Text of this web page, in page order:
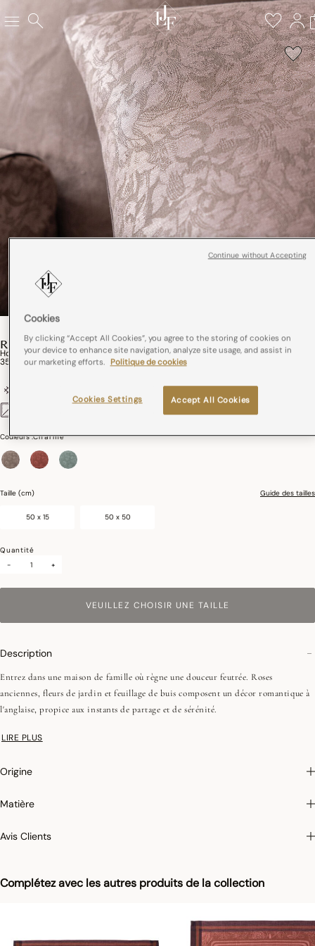
ROMANCE
Housse De Coussin Romance Coton,Lin
35,00€
Recto et verso différents
Couleurs :Charme
Taille (cm) Guide des tailles
50 x 15 50 x 50
Quantité
-
+
VEUILLEZ CHOISIR UNE TAILLE
Complétez avec les autres produits de la collection
Description
Entrez dans une maison de famille où règne une douceur feutrée. Roses
anciennes, fleurs de jardin et feuillage de buis composent un décor romantique à
l'anglaise, propice aux instants de partage et de sérénité.
•Repassage facile
•Zip invisible
l'esprit chaleureux et raffiné d'un décor romantique à l'anglaise.
Repassage facile :Grâce à une qualité de fils supérieure et à un ennoblissement
LIRE PLUS
Origine
Matière
Avis Clients
Cookies
By clicking “Accept All Cookies”, you agree to the storing of cookies on
your device to enhance site navigation, analyze site usage, and assist in
our marketing efforts. Politique de cookies
Accept All Cookies
Cookies Settings
Continue without Accepting